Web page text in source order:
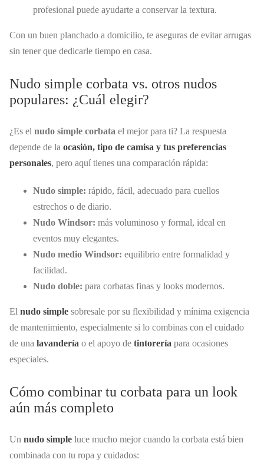
profesional puede ayudarte a conservar la textura.
Con un buen planchado a domicilio, te aseguras de evitar arrugas
sin tener que dedicarle tiempo en casa.
Nudo simple corbata vs. otros nudos
populares: ¿Cuál elegir?
¿Es el nudo simple corbata el mejor para ti? La respuesta
depende de la ocasión, tipo de camisa y tus preferencias
personales, pero aquí tienes una comparación rápida:
Nudo simple: rápido, fácil, adecuado para cuellos
estrechos o de diario.
Nudo Windsor: más voluminoso y formal, ideal en
eventos muy elegantes.
Nudo medio Windsor: equilibrio entre formalidad y
facilidad.
Nudo doble: para corbatas finas y looks modernos.
El nudo simple sobresale por su flexibilidad y mínima exigencia
de mantenimiento, especialmente si lo combinas con el cuidado
de una lavandería o el apoyo de tintorería para ocasiones
especiales.
Cómo combinar tu corbata para un look
aún más completo
Un nudo simple luce mucho mejor cuando la corbata está bien
combinada con tu ropa y cuidados: